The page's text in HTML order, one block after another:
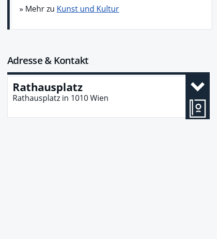
» Mehr zu Kunst und Kultur
Adresse & Kontakt
Rathausplatz
Rathausplatz in 1010Wien